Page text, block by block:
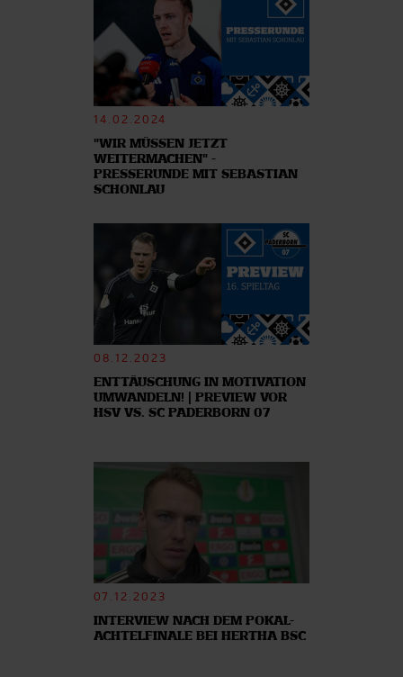
14.02.2024
"WIR MÜSSEN JETZT
WEITERMACHEN" -
PRESSERUNDE MIT SEBASTIAN
SCHONLAU
08.12.2023
ENTTÄUSCHUNG IN MOTIVATION
UMWANDELN! | PREVIEW VOR
HSV VS. SC PADERBORN 07
07.12.2023
INTERVIEW NACH DEM POKAL-
ACHTELFINALE BEI HERTHA BSC